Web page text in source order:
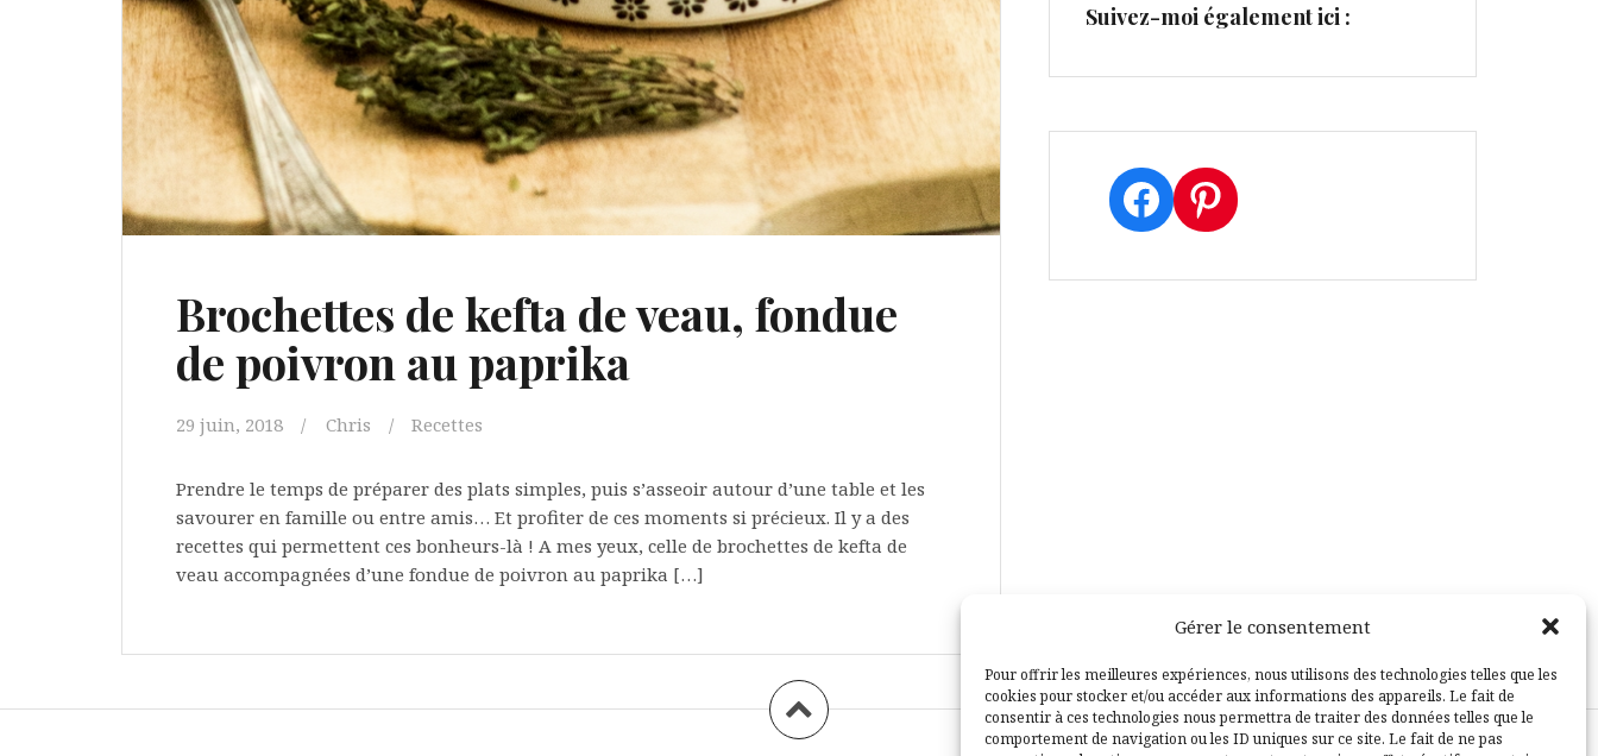
Gérer le consentement
Pour offrir les meilleures expériences, nous utilisons des technologies telles que les
cookies pour stocker et/ou accéder aux informations des appareils. Le fait de
consentir à ces technologies nous permettra de traiter des données telles que le
comportement de navigation ou les ID uniques sur ce site. Le fait de ne pas
Brochettes de kefta de veau, fondue
de poivron au paprika
29 juin, 2018 Chris Recettes
Prendre le temps de préparer des plats simples, puis s’asseoir autour d’une table et les
savourer en famille ou entre amis… Et profiter de ces moments si précieux. Il y a des
recettes qui permettent ces bonheurs-là ! A mes yeux, celle de brochettes de kefta de
veau accompagnées d’une fondue de poivron au paprika […]
Suivez-moi également ici :
Facebook
Pinterest